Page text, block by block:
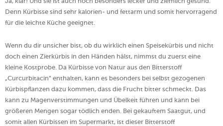
Denn Kürbisse sind sehr kalorien- und fettarm und somit hervorragend
für die leichte Küche geeignet.
Wenn du dir unsicher bist, ob du wirklich einen Speisekürbis und nicht
doch einen Zierkürbis in den Händen hälst, nimmst du zuerst eine
kleine Kostprobe. Da Kürbisse von Natur aus den Bitterstoff
„Curcurbitacin“ enthalten, kann es besonders bei selbst gezogenen
Kürbispflanzen dazu kommen, dass die Frucht bitter schmeckt. Das
kann zu Magenverstimmungen und Übelkeit führen und kann bei
größeren Mengen sogar tödlich enden. Bei gekauftem Saatgut, und
somit allen Kürbissen im Supermarkt, ist dieser Bitterstoff